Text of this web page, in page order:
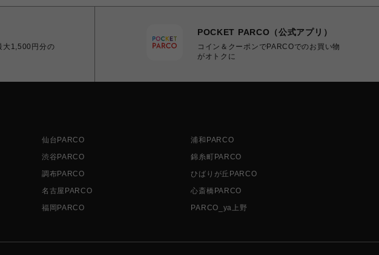
大1,500円分の
POCKET PARCO（公式アプリ）
コイン＆クーポンでPARCOでのお買い物
がオトクに
仙台PARCO
浦和PARCO
渋谷PARCO
錦糸町PARCO
調布PARCO
ひばりが丘PARCO
名古屋PARCO
心斎橋PARCO
福岡PARCO PARCO_ya上野